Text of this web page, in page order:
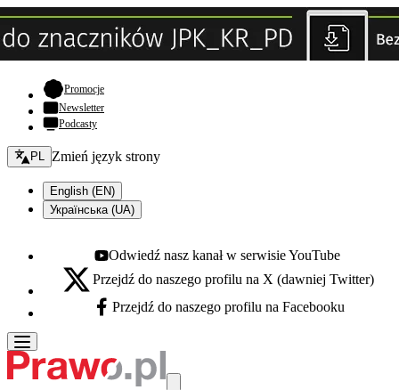
Promocje- otwiera się w nowej karcie
Newsletter
Podcasty
Zmień język - bieżący:
PL Zmień język strony
English (EN)
Українська (UA)
Youtube - otwiera się w nowej karcie
Odwiedź nasz kanał w serwisie YouTube
X - otwiera się w nowej karcie
Przejdź do naszego profilu na X (dawniej Twitter)
Facebook - otwiera się w nowej karcie
Przejdź do naszego profilu na Facebooku